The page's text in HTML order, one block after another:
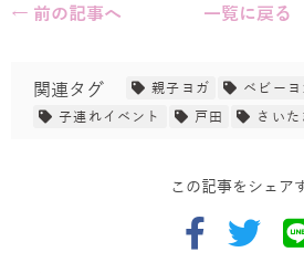
← 前の記事へ 一覧に戻る
関連タグ 親子ヨガ ベビーヨ
子連れイベント
戸田 さい
この記事をシェア